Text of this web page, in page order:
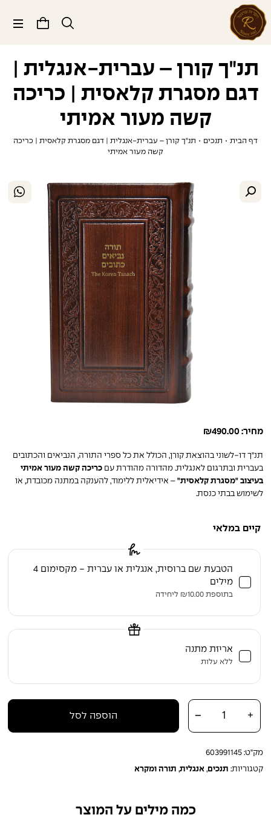
תפריט
תנ"ך קורן – עברית-אנגלית |
דגם מסגרת קלאסית | כריכה
קשה מעור אמיתי
דף הבית • תנכים •
תנ"ך קורן – עברית-אנגלית | דגם מסגרת קלאסית | כריכה
קשה מעור אמיתי
מחיר: ₪490.00
תנ"ך דו-לשוני בהוצאת קורן, הכולל את כל ספרי התורה, הנביאים והכתובים
בעברית ובתרגום לאנגלית. מהדורה מהודרת עם כריכה קשה מעור אמיתי
בעיצוב "מסגרת קלאסית"– אידיאלית ללימוד, להענקה במתנה מכובדת, או
לשימוש בבתי כנסת.
קיים במלאי
הטבעת שם ברוסית, אנגלית או עברית - מקסימום 4
מילים
בתוספת ₪10.00 ליחידה
אריזת מתנה
ללא עלות
כמות של תנ"ך קורן – עברית-אנגלית | דגם מסגרת קלאסית | כריכה קשה
מעור אמיתי
+
- הוספה לסל
מק"ט: 603991145
קטגוריות: תנכים, אנגלית, תורה ומקרא
כמה מילים על המוצר